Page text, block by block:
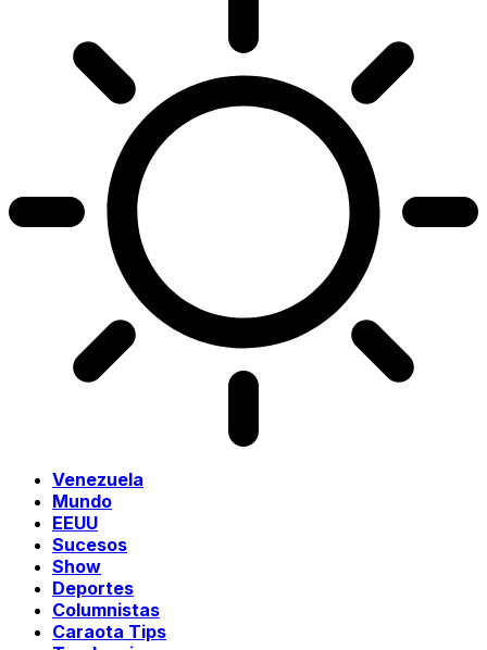
Venezuela
Mundo
EEUU
Sucesos
Show
Deportes
Columnistas
Caraota Tips